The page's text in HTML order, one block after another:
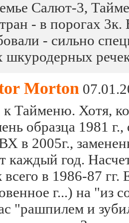
Салют-3,
- в порогах
- сильно
шкуродерных
Morton
к Тайменю. Хотя,
образца 1981
в 2005г.,
каждый год.
в 1986-87
г...) на "из
"рашпилем и